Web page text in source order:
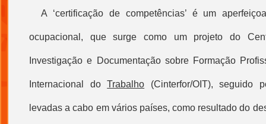
A ‘certificação de competências’ é um
ocupacional, que surge como um projeto do
Investigação e Documentação sobre Formação
Internacional doTrabalho (Cinterfor/OIT), seguido
levadas a cabo em vários países, como resultado do